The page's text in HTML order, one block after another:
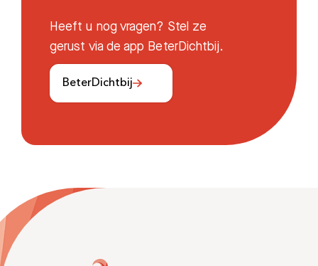
Heeft u nog vragen? Stel ze
gerust via de app BeterDichtbij.
BeterDichtbij